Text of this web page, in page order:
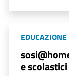
e scolastici